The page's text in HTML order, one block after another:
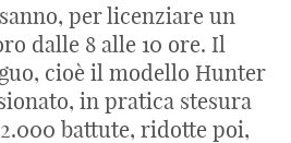
per licenziare un
dalle 8 alle 10 ore. Il
cioè il modello Hunter
in pratica stesura
battute, ridotte poi,